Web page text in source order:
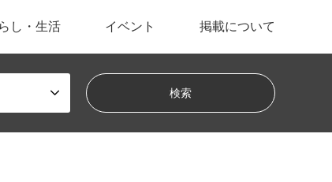
し・生活 イベント 掲載について